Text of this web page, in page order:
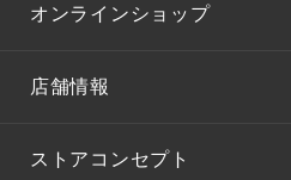
オンラインショップ
店舗情報
ストアコンセプト